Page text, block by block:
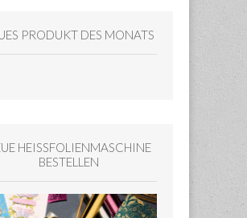
PRODUKT DES MONATS
HEISSFOLIENMASCHINE
BESTELLEN